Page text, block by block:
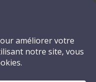
TECHNIQUE